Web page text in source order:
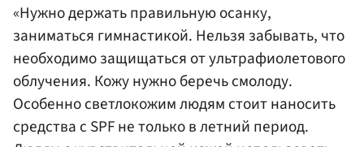
«Нужно держать правильную осанку,
заниматься гимнастикой. Нельзя забывать, что
необходимо защищаться от ультрафиолетового
облучения. Кожу нужно беречь смолоду.
Особенно светлокожим людям стоит наносить
средства с SPF не только в летний период.